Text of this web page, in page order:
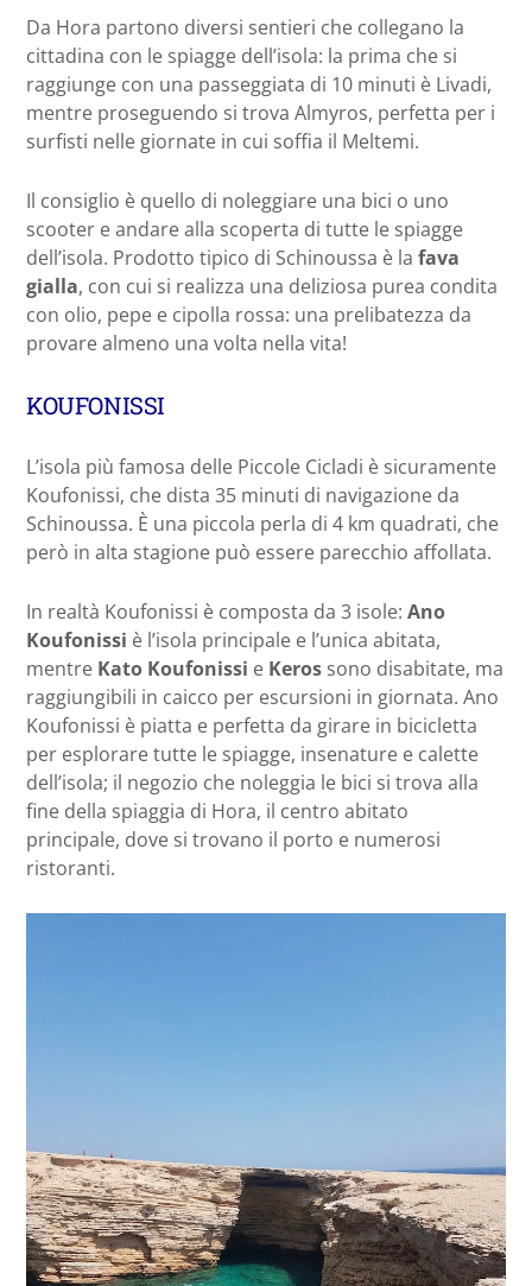
Da Hora partono diversi sentieri che collegano la
cittadina con le spiagge dell’isola: la prima che si
raggiunge con una passeggiata di 10 minuti è Livadi,
mentre proseguendo si trova Almyros, perfetta per i
surfisti nelle giornate in cui soffia il Meltemi.
Il consiglio è quello di noleggiare una bici o uno
scooter e andare alla scoperta di tutte le spiagge
dell’isola. Prodotto tipico di Schinoussa è la fava
gialla, con cui si realizza una deliziosa purea condita
con olio, pepe e cipolla rossa: una prelibatezza da
provare almeno una volta nella vita!
KOUFONISSI
L’isola più famosa delle Piccole Cicladi è sicuramente
Koufonissi, che dista 35 minuti di navigazione da
Schinoussa. È una piccola perla di 4 km quadrati, che
però in alta stagione può essere parecchio affollata.
In realtà Koufonissi è composta da 3 isole: Ano
Koufonissi è l’isola principale e l’unica abitata,
mentre Kato Koufonissi e Keros sono disabitate, ma
raggiungibili in caicco per escursioni in giornata. Ano
Koufonissi è piatta e perfetta da girare in bicicletta
per esplorare tutte le spiagge, insenature e calette
dell’isola; il negozio che noleggia le bici si trova alla
fine della spiaggia di Hora, il centro abitato
principale, dove si trovano il porto e numerosi
ristoranti.